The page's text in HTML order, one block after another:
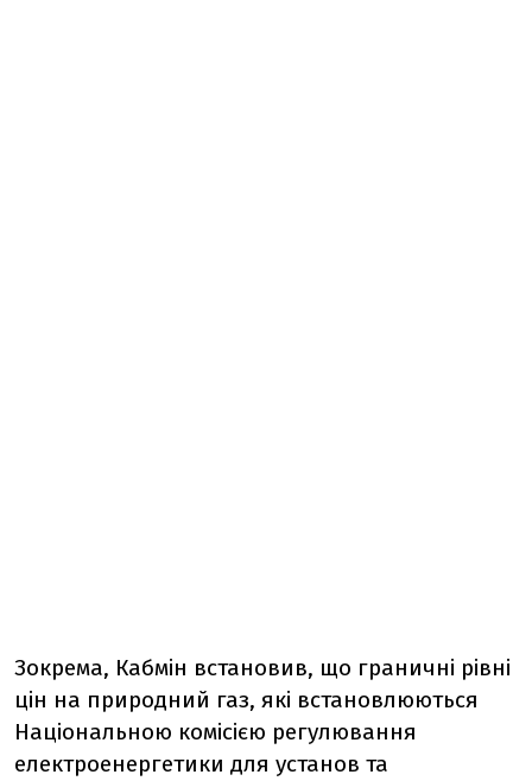
Зокрема, Кабмін встановив, що граничні рівні
цін на природний газ, які встановлюються
Національною комісією регулювання
електроенергетики для установ та